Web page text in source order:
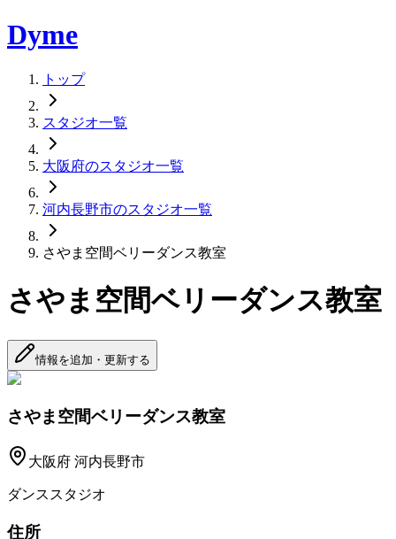
Dyme
トップ
スタジオ一覧
大阪府のスタジオ一覧
河内長野市のスタジオ一覧
さやま空間ベリーダンス教室
さやま空間ベリーダンス教室
情報を追加・更新する
さやま空間ベリーダンス教室
大阪府 河内長野市
ダンススタジオ
住所